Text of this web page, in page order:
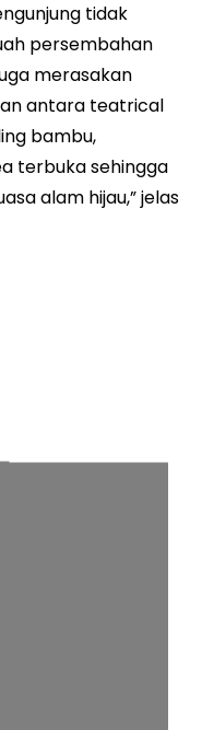
tidak
persembahan
merasakan
antara teatrical
bambu,
terbuka sehingga
alam hijau,” jelas